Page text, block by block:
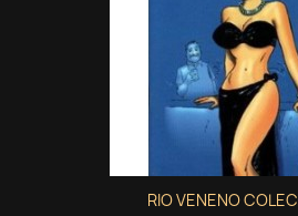
RIO VENENO